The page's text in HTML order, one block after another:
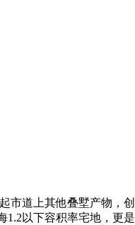
市道上其他叠墅产物，
以下容积率宅地，更是